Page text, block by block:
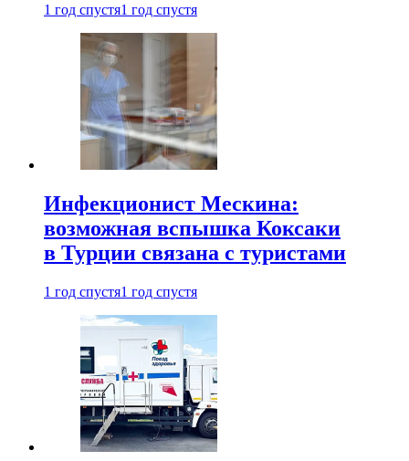
1 год спустя1 год спустя
Инфекционист Мескина:
возможная вспышка Коксаки
в Турции связана с туристами
1 год спустя1 год спустя